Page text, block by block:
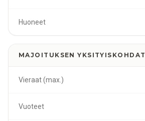
Huoneet
MAJOITUKSEN YKSITYISKOHDAT
Vieraat (max.)
Vuoteet